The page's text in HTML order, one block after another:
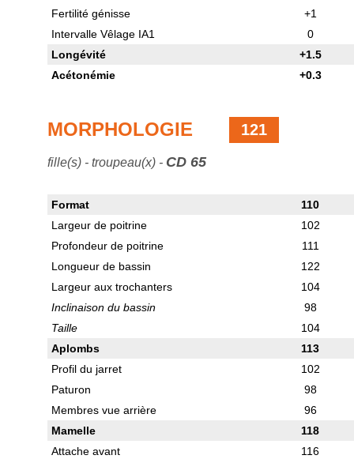
Fertilité génisse
+1
Intervalle Vêlage IA1
0
Longévité
+1.5
Acétonémie
+0.3
MORPHOLOGIE 121
fille(s) - troupeau(x) - CD 65
Format
110
Largeur de poitrine
102
Profondeur de poitrine
111
Longueur de bassin
122
Largeur aux trochanters
104
Inclinaison du bassin
98
Taille
104
Aplombs
113
Profil du jarret
102
Paturon
98
Membres vue arrière
96
Mamelle
118
Attache avant
116